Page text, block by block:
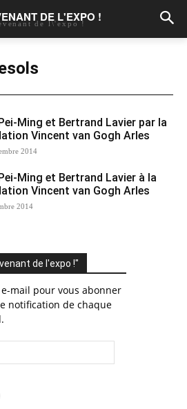
DE L'EXPO !
de l\'expo !
Ming et Bertrand Lavier par la
Vincent van Gogh Arles
2014
Ming et Bertrand Lavier à la
Vincent van Gogh Arles
2014
de l'expo !"
mail pour vous abonner
notification de chaque